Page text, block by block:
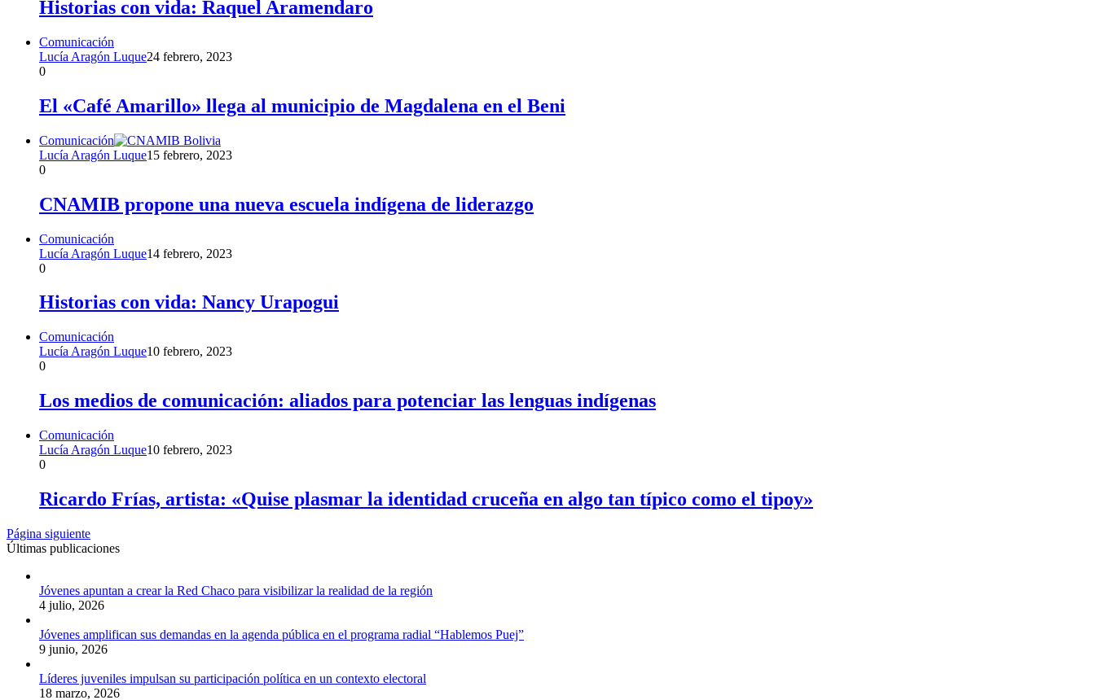
Historias con vida: Raquel Aramendaro
Comunicación
Lucía Aragón Luque24 febrero, 2023
0
El «Café Amarillo» llega al municipio de Magdalena en el Beni
Comunicación
Lucía Aragón Luque15 febrero, 2023
0
CNAMIB propone una nueva escuela indígena de liderazgo
Comunicación
Lucía Aragón Luque14 febrero, 2023
0
Historias con vida: Nancy Urapogui
Comunicación
Lucía Aragón Luque10 febrero, 2023
0
Los medios de comunicación: aliados para potenciar las lenguas indígenas
Comunicación
Lucía Aragón Luque10 febrero, 2023
0
Ricardo Frías, artista: «Quise plasmar la identidad cruceña en algo tan típico como el tipoy»
Página siguiente
Últimas publicaciones
Jóvenes apuntan a crear la Red Chaco para visibilizar la realidad de la región
4 julio, 2026
Jóvenes amplifican sus demandas en la agenda pública en el programa radial “Hablemos Puej”
9 junio, 2026
Líderes juveniles impulsan su participación política en un contexto electoral
18 marzo, 2026